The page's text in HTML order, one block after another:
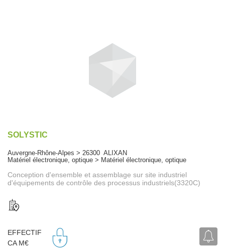
SOLYSTIC
Auvergne-Rhône-Alpes > 26300 ALIXAN
Matériel électronique, optique > Matériel électronique, optique
Conception d'ensemble et assemblage sur site industriel
d'équipements de contrôle des processus industriels(3320C)
EFFECTIF
CA M€